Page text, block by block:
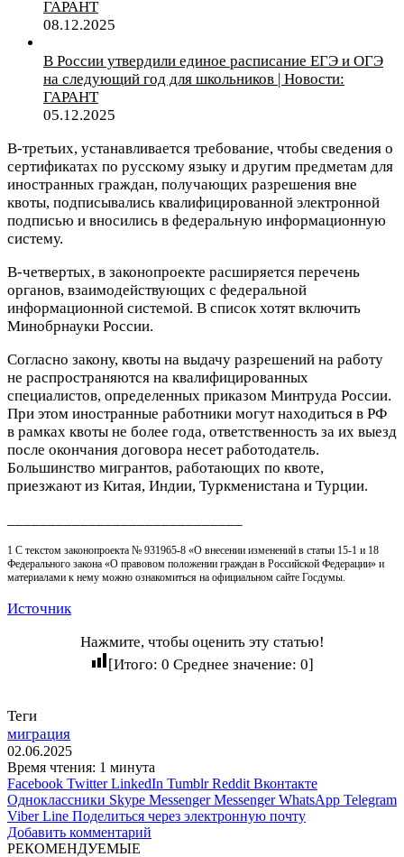
ГАРАНТ
08.12.2025
В России утвердили единое расписание ЕГЭ и ОГЭ
на следующий год для школьников | Новости:
ГАРАНТ
05.12.2025
В-третьих, устанавливается требование, чтобы сведения о
сертификатах по русскому языку и другим предметам для
иностранных граждан, получающих разрешения вне
квоты, подписывались квалифицированной электронной
подписью и вносились в федеральную информационную
систему.
В-четвертых, в законопроекте расширяется перечень
органов, взаимодействующих с федеральной
информационной системой. В список хотят включить
Минобрнауки России.
Согласно закону, квоты на выдачу разрешений на работу
не распространяются на квалифицированных
специалистов, определенных приказом Минтруда России.
При этом иностранные работники могут находиться в РФ
в рамках квоты не более года, ответственность за их выезд
после окончания договора несет работодатель.
Большинство мигрантов, работающих по квоте,
приезжают из Китая, Индии, Туркменистана и Турции.
1 С текстом законопроекта № 931965-8 «О внесении изменений в статьи 15-1 и 18
Федерального закона «О правовом положении граждан в Российской Федерации» и
материалами к нему можно ознакомиться на официальном сайте Госдумы.
Источник
Нажмите, чтобы оценить эту статью!
[Итого: 0 Среднее значение: 0]
Теги
миграция
02.06.2025
Время чтения: 1 минута
Facebook Twitter LinkedIn Tumblr Reddit Вконтакте
Одноклассники Skype Messenger Messenger WhatsApp Telegram
Viber Line Поделиться через электронную почту
Добавить комментарий
РЕКОМЕНДУЕМЫЕ